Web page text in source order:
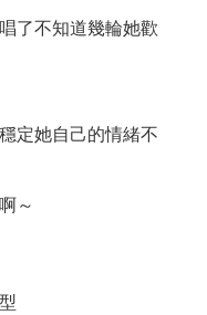
了不知道幾輪她歡
定她自己的情緒不
～